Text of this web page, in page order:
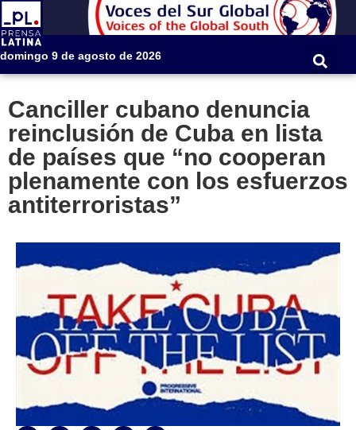
domingo 9 de agosto de 2026
Canciller cubano denuncia
reinclusión de Cuba en lista
de países que “no cooperan
plenamente con los esfuerzos
antiterroristas”